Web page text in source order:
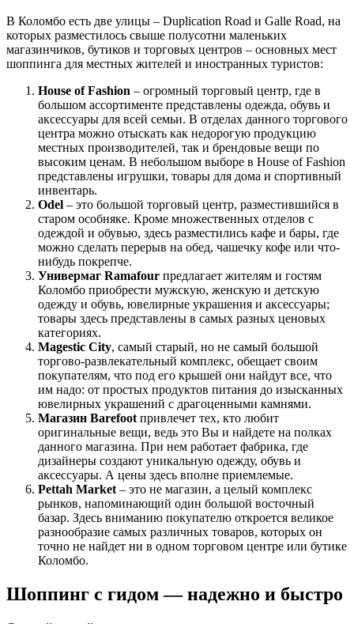
В Коломбо есть две улицы – Duplication Road и Galle Road, на
которых разместилось свыше полусотни маленьких
магазинчиков, бутиков и торговых центров – основных мест
шоппинга для местных жителей и иностранных туристов:
House of Fashion – огромный торговый центр, где в
большом ассортименте представлены одежда, обувь и
аксессуары для всей семьи. В отделах данного торгового
центра можно отыскать как недорогую продукцию
местных производителей, так и брендовые вещи по
высоким ценам. В небольшом выборе в House of Fashion
представлены игрушки, товары для дома и спортивный
инвентарь.
Odel – это большой торговый центр, разместившийся в
старом особняке. Кроме множественных отделов с
одеждой и обувью, здесь разместились кафе и бары, где
можно сделать перерыв на обед, чашечку кофе или что-
нибудь покрепче.
Универмаг Ramafour предлагает жителям и гостям
Коломбо приобрести мужскую, женскую и детскую
одежду и обувь, ювелирные украшения и аксессуары;
товары здесь представлены в самых разных ценовых
категориях.
Magestic City, самый старый, но не самый большой
торгово-развлекательный комплекс, обещает своим
покупателям, что под его крышей они найдут все, что
им надо: от простых продуктов питания до изысканных
ювелирных украшений с драгоценными камнями.
Магазин Barefoot привлечет тех, кто любит
оригинальные вещи, ведь это Вы и найдете на полках
данного магазина. При нем работает фабрика, где
дизайнеры создают уникальную одежду, обувь и
аксессуары. А цены здесь вполне приемлемые.
Pettah Market – это не магазин, а целый комплекс
рынков, напоминающий один большой восточный
базар. Здесь вниманию покупателю откроется великое
разнообразие самых различных товаров, которых он
точно не найдет ни в одном торговом центре или бутике
Коломбо.
Шоппинг с гидом — надежно и быстро